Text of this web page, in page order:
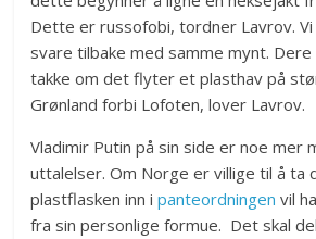
Dette er russofobi, tordner Lavrov.
svare tilbake med samme mynt.
takke om det flyter et plasthav på
Grønland forbi Lofoten, lover Lavrov.
Vladimir Putin på sin side er noe mer
uttalelser. Om Norge er villige til å ta
plastflasken inn ipanteordningen vil
fra sin personlige formue. Det skal